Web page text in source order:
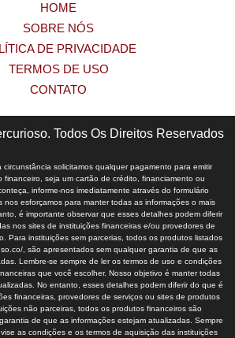
HOME
SOBRE NÓS
DE PRIVACIDADE
TERMOS DE USO
CONTATO
Todos Os Direitos Reservados
solicitamos qualquer pagamento para emitir
financeiro, seja um cartão de crédito, financiamento ou
informe-nos imediatamente através do formulário
nos esforçamos para manter todas as informações o mais
é importante observar que esses detalhes podem diferir
nos sites de instituições financeiras e/ou provedores de
Para instituições sem parcerias, todos os produtos listados
, são apresentados sem qualquer garantia de que as
Lembre-se sempre de ler os termos de uso e condições
que você escolher. Nosso objetivo é manter todas
No entanto, esses detalhes podem diferir do que é
financeiras, provedores de serviços ou sites de produtos
não parceiras, todos os produtos financeiros são
de que as informações estejam atualizadas. Sempre
as condições e os termos de aquisição das instituições